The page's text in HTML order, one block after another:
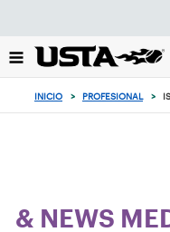
el
botón
INICIO > PROFESIONAL >
& NEWS